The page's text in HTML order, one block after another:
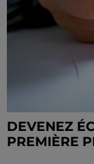
DEVENEZ
PREMIÈRE